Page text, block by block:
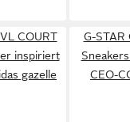
COURT
inspiriert
gazelle
G-STAR
CEO-